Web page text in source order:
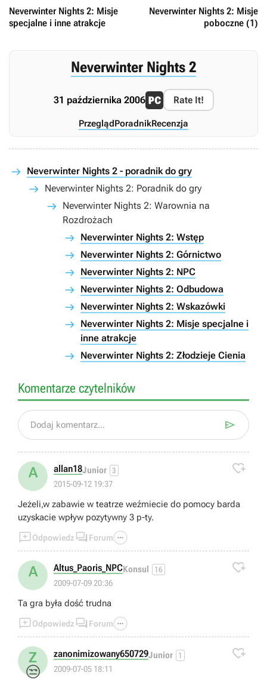
Neverwinter Nights 2: Misje
specjalne i inne atrakcje
Neverwinter Nights 2: Misje
poboczne (1)
Neverwinter Nights 2
31 października 2006 Rate It!
PrzeglądPoradnikRecenzja
Neverwinter Nights 2 - poradnik do gry
Neverwinter Nights 2: Poradnik do gry
Neverwinter Nights 2: Warownia na
Rozdrożach
Neverwinter Nights 2: Wstęp
Neverwinter Nights 2: Górnictwo
Neverwinter Nights 2: NPC
Neverwinter Nights 2: Odbudowa
Neverwinter Nights 2: Wskazówki
Neverwinter Nights 2: Misje specjalne i
inne atrakcje
Neverwinter Nights 2: Złodzieje Cienia
Komentarze czytelników
Dodaj komentarz... 
A allan18Junior 3
2015-09-12 19:37

Jeżeli,w zabawie w teatrze weźmiecie do pomocy barda
uzyskacie wpływ pozytywny 3 p-ty.
Odpowiedz  Forum 
A Altus_Paoris_NPCKonsul 16
2009-07-09 20:36

Ta gra była dość trudna
Odpowiedz  Forum 
Z
😒
zanonimizowany650729Junior 1
2009-07-05 18:11
